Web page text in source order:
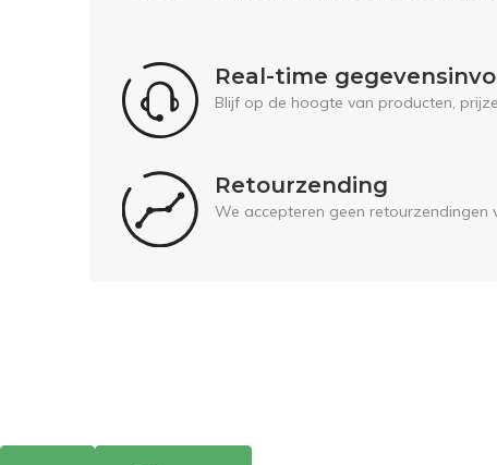
Real-time
Blijf op de hoogte van producten,
Retourzending
We accepteren geen retourzendingen